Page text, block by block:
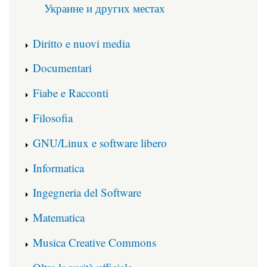
Украине и других местах
Diritto e nuovi media
Documentari
Fiabe e Racconti
Filosofia
GNU/Linux e software libero
Informatica
Ingegneria del Software
Matematica
Musica Creative Commons